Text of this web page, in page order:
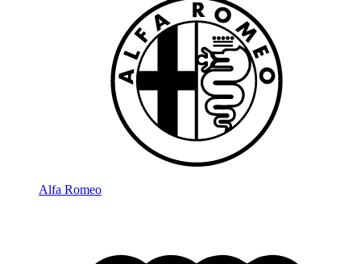
Alfa Romeo